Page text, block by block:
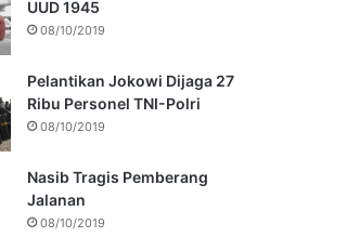
UUD 1945
08/10/2019
Pelantikan Jokowi Dijaga 27
Ribu Personel TNI-Polri
08/10/2019
Nasib Tragis Pemberang
Jalanan
08/10/2019